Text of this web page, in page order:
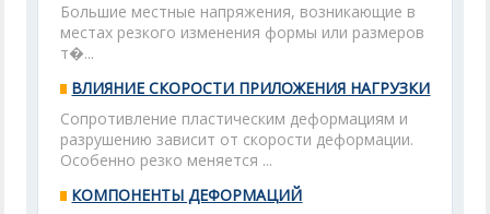
Большие местные напряжения, возникающие в
местах резкого изменения формы или размеров
т�...
ВЛИЯНИЕ СКОРОСТИ ПРИЛОЖЕНИЯ НАГРУЗКИ
Сопротивление пластическим деформациям и
разрушению зависит от скорости деформации.
Особенно резко меняется ...
КОМПОНЕНТЫ ДЕФОРМАЦИЙ